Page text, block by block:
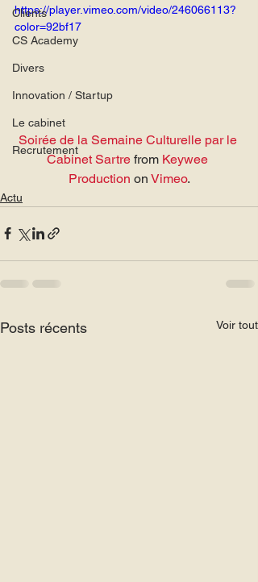
Clients
CS Academy
Divers
Innovation / Startup
Le cabinet
Recrutement
https://player.vimeo.com/video/246066113?
color=92bf17
Soirée de la Semaine Culturelle par le
Cabinet Sartre from Keywee
Production on Vimeo.
Actu
Posts récents Voir tout